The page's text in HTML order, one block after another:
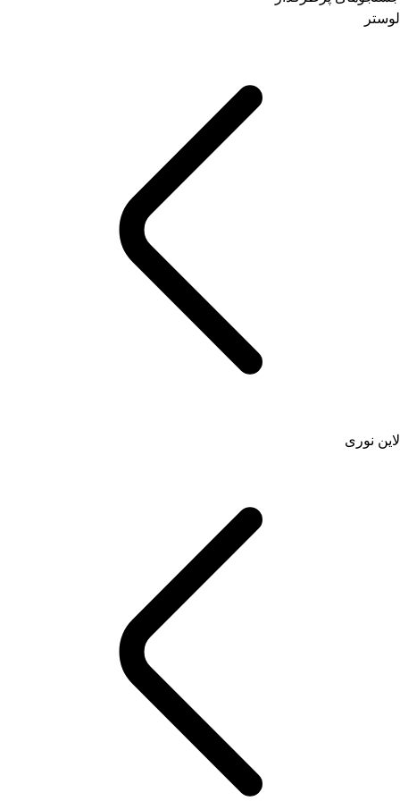
لوستر
لاین نوری